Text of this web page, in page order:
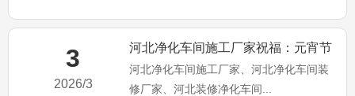
3
2026/3
河北净化车间施工厂家祝福：元宵节
快乐！马年大吉！
河北净化车间施工厂家、河北净化车间装
修厂家、河北装修净化车间...